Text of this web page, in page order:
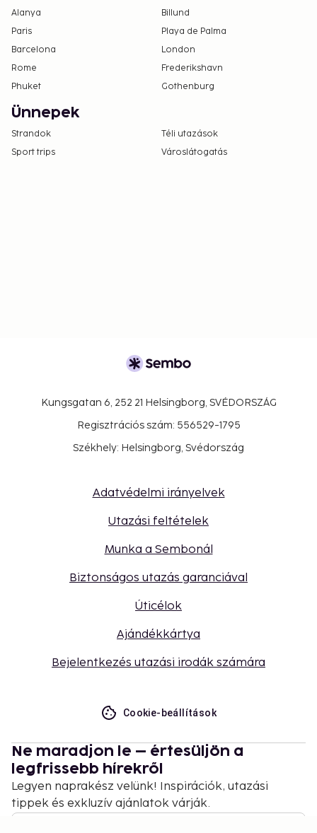
Alanya
Billund
Paris
Playa de Palma
Barcelona
London
Rome
Frederikshavn
Phuket
Gothenburg
Ünnepek
Strandok
Téli utazások
Sport trips
Városlátogatás
Kungsgatan 6, 252 21 Helsingborg, SVÉDORSZÁG
Regisztrációs szám: 556529-1795
Székhely: Helsingborg, Svédország
Adatvédelmi irányelvek
Utazási feltételek
Munka a Sembonál
Biztonságos utazás garanciával
Úticélok
Ajándékkártya
Bejelentkezés utazási irodák számára
Cookie-beállítások
Ne maradjon le – értesüljön a
legfrissebb hírekről
Legyen naprakész velünk! Inspirációk, utazási
tippek és exkluzív ajánlatok várják.